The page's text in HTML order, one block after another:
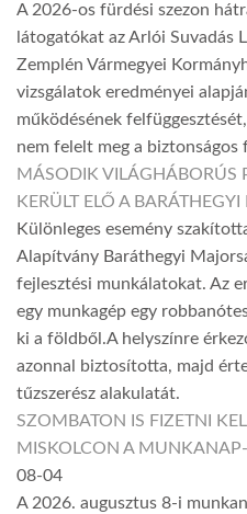
A 2026-os fürdési szezon
látogatókat az Arlói Suvadás
Zemplén Vármegyei
vizsgálatok eredményei
működésének
nem felelt meg a
MÁSODIK VILÁGHÁBORÚS
KERÜLT ELŐ A
Különleges esemény
Alapítvány Baráthegyi
fejlesztési munkálatokat. Az
egy munkagép egy
ki a földből.A helyszínre
azonnal biztosította, majd
tűzszerész alakulatát.
SZOMBATON IS FIZETNI
MISKOLCON A
08-04
A 2026. augusztus 8-i